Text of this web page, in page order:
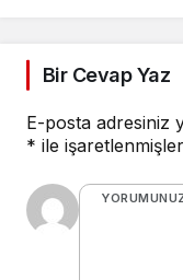
Bir Cevap Yaz
E-posta adresiniz
* ile